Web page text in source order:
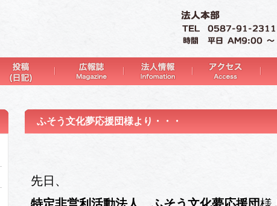
ふそう文化夢応援団様より・・・
先日、